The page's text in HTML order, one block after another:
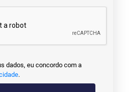
dados, eu concordo com a
.